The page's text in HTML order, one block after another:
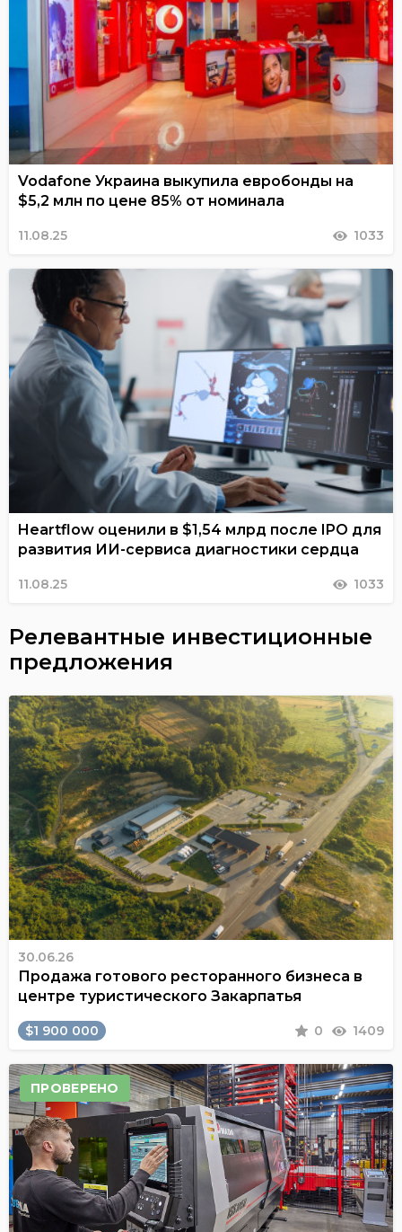
Vodafone Украина выкупила евробонды на
$5,2 млн по цене 85% от номинала
11.08.25 1033
Heartflow оценили в $1,54 млрд после IPO для
развития ИИ-сервиса диагностики сердца
11.08.25 1033
Релевантные инвестиционные
предложения
30.06.26
Продажа готового ресторанного бизнеса в
центре туристического Закарпатья
$1 900 000 0 1409
ПРОВЕРЕНО